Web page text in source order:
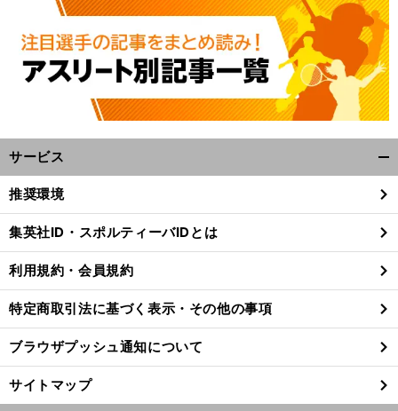
へ
サービス
閉
る
推奨環境
集英社ID・スポルティーバIDとは
利用規約・会員規約
特定商取引法に基づく表示・その他の事項
ブラウザプッシュ通知について
サイトマップ